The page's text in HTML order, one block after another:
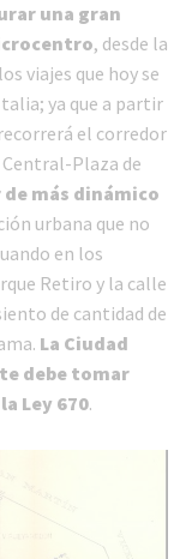
una gran
, desde la
viajes que hoy se
ya que a partir
el corredor
Plaza de
más dinámico
urbana que no
en los
Retiro y la calle
de cantidad de
La Ciudad
debe tomar
Ley 670.